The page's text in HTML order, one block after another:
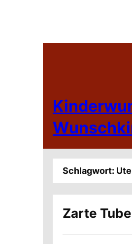
Schlagwort:
Zarte